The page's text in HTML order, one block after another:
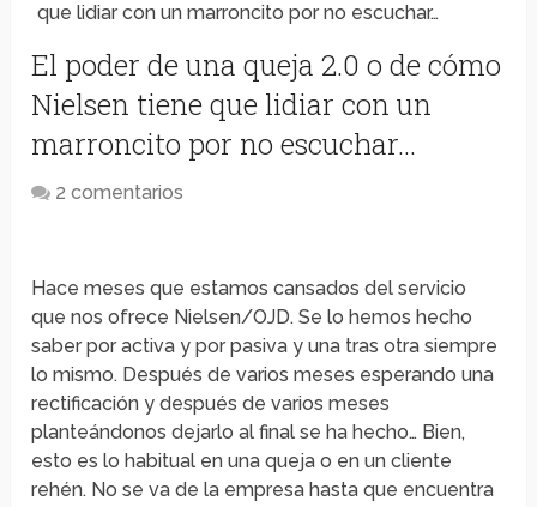
que lidiar con un marroncito por no escuchar…
El poder de una queja 2.0 o de cómo
Nielsen tiene que lidiar con un
marroncito por no escuchar…
2 comentarios
Hace meses que estamos cansados del servicio
que nos ofrece Nielsen/OJD. Se lo hemos hecho
saber por activa y por pasiva y una tras otra siempre
lo mismo. Después de varios meses esperando una
rectificación y después de varios meses
planteándonos dejarlo al final se ha hecho… Bien,
esto es lo habitual en una queja o en un cliente
rehén. No se va de la empresa hasta que encuentra